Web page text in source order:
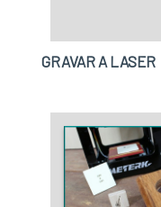
GRAVAR A LASER